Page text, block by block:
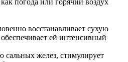
погода или горячий воздух
восстанавливает сухую
ей интенсивный
желез, стимулирует